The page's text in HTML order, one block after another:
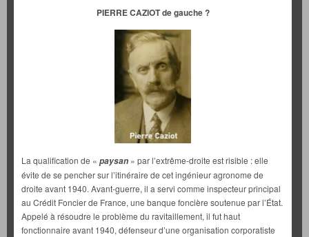
PIERRE CAZIOT de gauche ?
La qualification de « paysan » par l’extrême-droite est risible : elle
évite de se pencher sur l’itinéraire de cet ingénieur agronome de
droite avant 1940. Avant-guerre, il a servi comme inspecteur principal
au Crédit Foncier de France, une banque foncière soutenue par l’État.
Appelé à résoudre le problème du ravitaillement, il fut haut
fonctionnaire avant 1940, défenseur d’une organisation corporatiste